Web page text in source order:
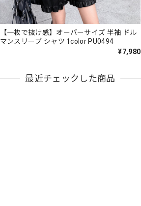
【一枚で抜け感】オーバーサイズ 半袖 ドル
マンスリーブ シャツ 1color PU0494
¥7,980
最近チェックした商品